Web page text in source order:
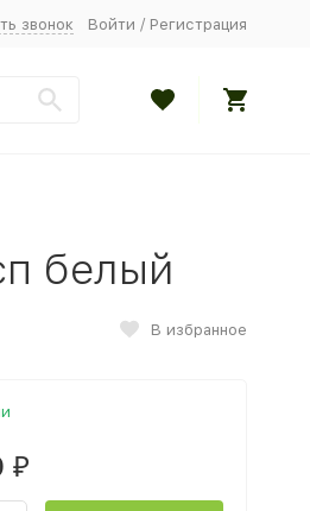
звонок Войти / Регистрация
белый
В избранное
₽